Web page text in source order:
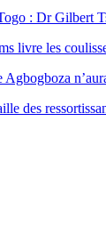
: Dr Gilbert
livre les
Agbogboza
des